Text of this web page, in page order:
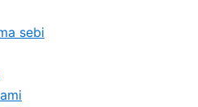
sebi